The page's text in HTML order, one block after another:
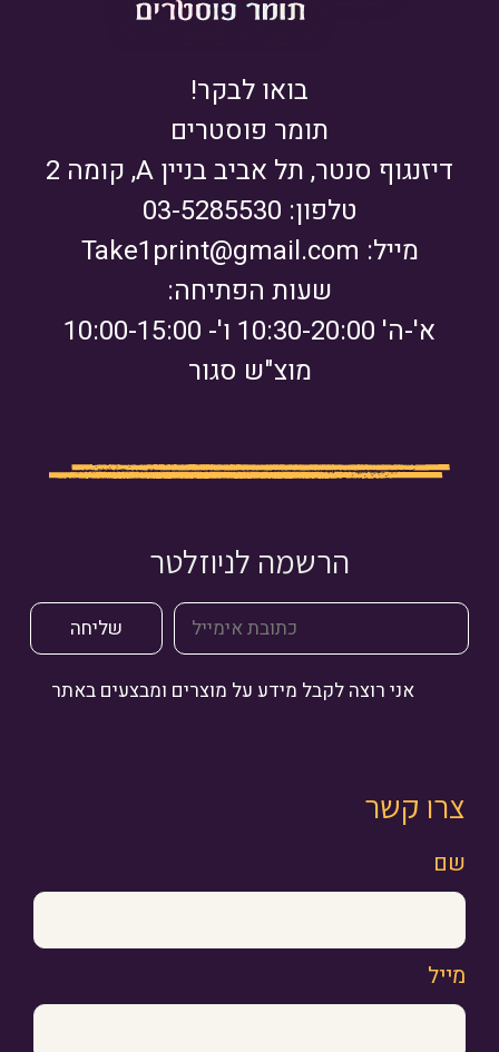
בואו לבקר!
תומר פוסטרים
דיזנגוף סנטר, תל אביב בניין A, קומה 2
טלפון: 03-5285530
מייל: Take1print@gmail.com
שעות הפתיחה:
א'-ה' 10:30-20:00 ו'- 10:00-15:00
מוצ"ש סגור
הרשמה לניוזלטר
אני רוצה לקבל מידע על מוצרים ומבצעים באתר
צרו קשר
שם
מייל